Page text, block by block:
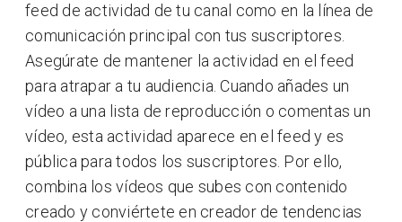
feed de actividad de tu canal como en la línea de
comunicación principal con tus suscriptores.
Asegúrate de mantener la actividad en el feed
para atrapar a tu audiencia. Cuando añades un
vídeo a una lista de reproducción o comentas un
vídeo, esta actividad aparece en el feed y es
pública para todos los suscriptores. Por ello,
combina los vídeos que subes con contenido
creado y conviértete en creador de tendencias